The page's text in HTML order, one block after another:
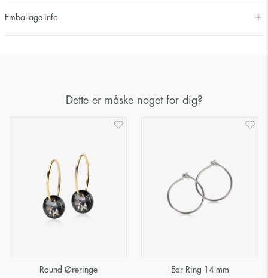
Emballage-info
Dette er måske noget for dig?
Round Øreringe Ear Ring 14 mm